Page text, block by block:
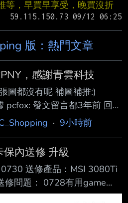
等，早買早享受，晚買沒折
版：熱門文章
，感謝青雲科技
圖都沒有呢 補圖補推:)
pcfox: 發文留言都3年前 回歸
？ 36.231.84.171 噓
噓 pcfox: 同IP的另一隻在
來搞A板嗎?
真的，我不知道這個傢伙是
麼針對我。 我確實是淡出
· 9小時前
內送修 升級
送修產品：MSI 3080Ti
修問題： 0728有用game
半夜使用突然開始黑屏 電